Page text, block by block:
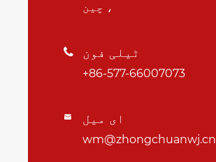
، چین
 ٹیلی فون
+86-577-66007073
 ای میل
wm@zhongchuanwj.cn